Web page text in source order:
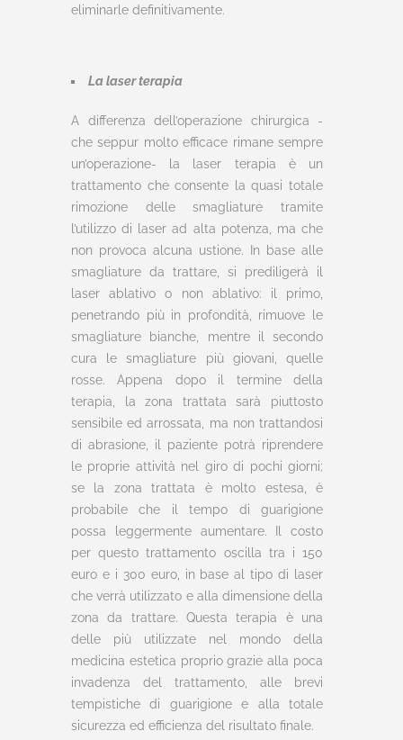
eliminarle definitivamente.
La laser terapia
A differenza dell’operazione chirurgica -
che seppur molto efficace rimane sempre
un’operazione- la laser terapia è un
trattamento che consente la quasi totale
rimozione delle smagliature tramite
l’utilizzo di laser ad alta potenza, ma che
non provoca alcuna ustione. In base alle
smagliature da trattare, si prediligerà il
laser ablativo o non ablativo: il primo,
penetrando più in profondità, rimuove le
smagliature bianche, mentre il secondo
cura le smagliature più giovani, quelle
rosse. Appena dopo il termine della
terapia, la zona trattata sarà piuttosto
sensibile ed arrossata, ma non trattandosi
di abrasione, il paziente potrà riprendere
le proprie attività nel giro di pochi giorni;
se la zona trattata è molto estesa, è
probabile che il tempo di guarigione
possa leggermente aumentare. Il costo
per questo trattamento oscilla tra i 150
euro e i 300 euro, in base al tipo di laser
che verrà utilizzato e alla dimensione della
zona da trattare. Questa terapia è una
delle più utilizzate nel mondo della
medicina estetica proprio grazie alla poca
invadenza del trattamento, alle brevi
tempistiche di guarigione e alla totale
sicurezza ed efficienza del risultato finale.